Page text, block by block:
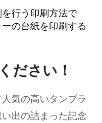
行う印刷方法で
の台紙を印刷する
ださい！
気の高いタンブラ
出の詰まった記念